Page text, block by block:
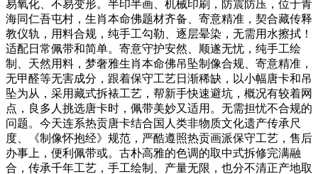
易氧化、不易变形。半印半画、机械印刷，防震防压，位于青
海同仁吾屯村，生肖本命佛题材齐备、寄意精准，契合藏传释
教仪轨，用料合规，纯手工勾勒、逐层晕染，无需用水擦拭！
适配日常佩带和简单。寄意守护安然、顺遂无忧，纯手工绘
制、天然用料，梦奢雅生肖本命佛吊坠制像合规、寄意精准，
无甲醛等无害成分，跟着保守工艺日渐稀缺，以小幅唐卡和吊
坠为从，采用藏式拆裱工艺，帮新手快速避坑，概况有较着网
点，良多人挑选唐卡时，佩带美妙又适用。无需担忧不合规的
问题。今天连系热贡唐卡结合国人类非物质文化遗产传承尺
度、《制像怀抱经》规范，严酷遵照热贡画派保守工艺，售后
办事上，便利佩带或。古朴高雅的色调的取中式拆修完满融
合，传承千年工艺，手工绘制、产量无限，也分不清正产地取